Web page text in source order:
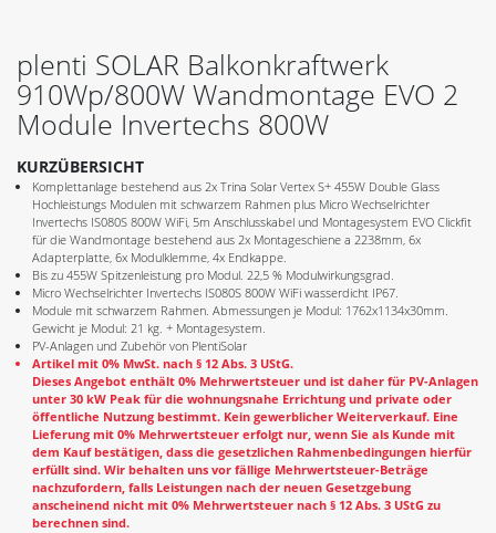
plenti SOLAR Balkonkraftwerk
910Wp/800W Wandmontage EVO 2
Module Invertechs 800W
KURZÜBERSICHT
Komplettanlage bestehend aus 2x Trina Solar Vertex S+ 455W Double Glass
Hochleistungs Modulen mit schwarzem Rahmen plus Micro Wechselrichter
Invertechs IS080S 800W WiFi, 5m Anschlusskabel und Montagesystem EVO Clickfit
für die Wandmontage bestehend aus 2x Montageschiene a 2238mm, 6x
Adapterplatte, 6x Modulklemme, 4x Endkappe.
Bis zu 455W Spitzenleistung pro Modul. 22,5 % Modulwirkungsgrad.
Micro Wechselrichter Invertechs IS080S 800W WiFi wasserdicht IP67.
Module mit schwarzem Rahmen. Abmessungen je Modul: 1762x1134x30mm.
Gewicht je Modul: 21 kg. + Montagesystem.
PV-Anlagen und Zubehör von PlentiSolar
Artikel mit 0% MwSt. nach § 12 Abs. 3 UStG.
Dieses Angebot enthält 0% Mehrwertsteuer und ist daher für PV-Anlagen
unter 30 kW Peak für die wohnungsnahe Errichtung und private oder
öffentliche Nutzung bestimmt. Kein gewerblicher Weiterverkauf. Eine
Lieferung mit 0% Mehrwertsteuer erfolgt nur, wenn Sie als Kunde mit
dem Kauf bestätigen, dass die gesetzlichen Rahmenbedingungen hierfür
erfüllt sind. Wir behalten uns vor fällige Mehrwertsteuer-Beträge
nachzufordern, falls Leistungen nach der neuen Gesetzgebung
anscheinend nicht mit 0% Mehrwertsteuer nach § 12 Abs. 3 UStG zu
berechnen sind.